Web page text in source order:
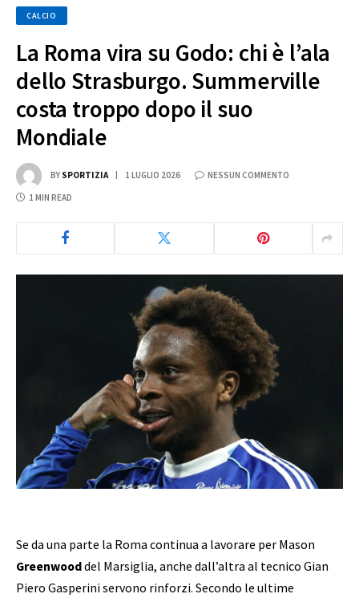
CALCIO
La Roma vira su Godo: chi è l’ala
dello Strasburgo. Summerville
costa troppo dopo il suo
Mondiale
BY SPORTIZIA 1 LUGLIO 2026 NESSUN COMMENTO
1 MIN READ
Se da una parte la Roma continua a lavorare per Mason
Greenwooddel Marsiglia, anche dall’altra al tecnico Gian
Piero Gasperini servono rinforzi. Secondo le ultime